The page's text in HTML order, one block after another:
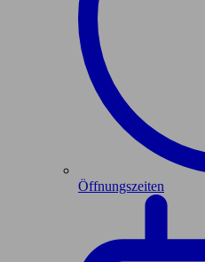
Öffnungszeiten